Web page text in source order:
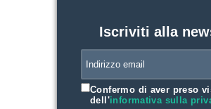
Iscriviti alla
Confermo di aver preso
dell'informativa sulla